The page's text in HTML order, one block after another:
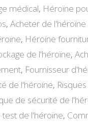
médical, Héroïne
, Acheter de l'héroïne
, Héroïne
de l'héroïne,
, Fournisseur
de l'héroïne,
de sécurité de
test de l'héroïne,